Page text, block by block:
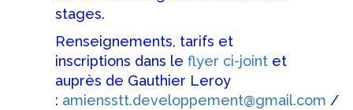
stages.
Renseignements, tarifs et
inscriptions dans le flyer ci-joint et
auprès de Gauthier Leroy
: amiensstt.developpement@gmail.com /